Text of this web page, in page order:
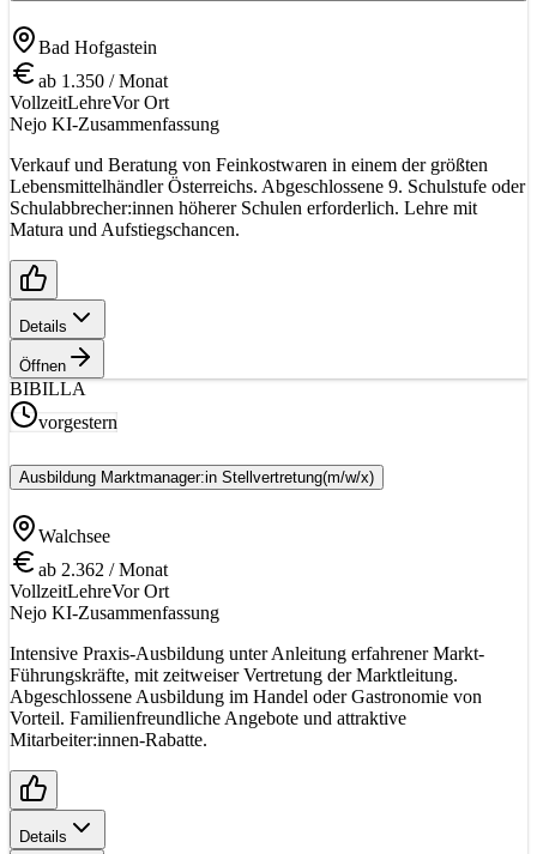
Bad Hofgastein
ab 1.350 / Monat
VollzeitLehreVor Ort
Nejo KI-Zusammenfassung
Verkauf und Beratung von Feinkostwaren in einem der größten
Lebensmittelhändler Österreichs. Abgeschlossene 9. Schulstufe oder
Schulabbrecher:innen höherer Schulen erforderlich. Lehre mit
Matura und Aufstiegschancen.
Details
Öffnen
BIBILLA
vorgestern
Ausbildung Marktmanager:in Stellvertretung(m/w/x)
Walchsee
ab 2.362 / Monat
VollzeitLehreVor Ort
Nejo KI-Zusammenfassung
Intensive Praxis-Ausbildung unter Anleitung erfahrener Markt-
Führungskräfte, mit zeitweiser Vertretung der Marktleitung.
Abgeschlossene Ausbildung im Handel oder Gastronomie von
Vorteil. Familienfreundliche Angebote und attraktive
Mitarbeiter:innen-Rabatte.
Details